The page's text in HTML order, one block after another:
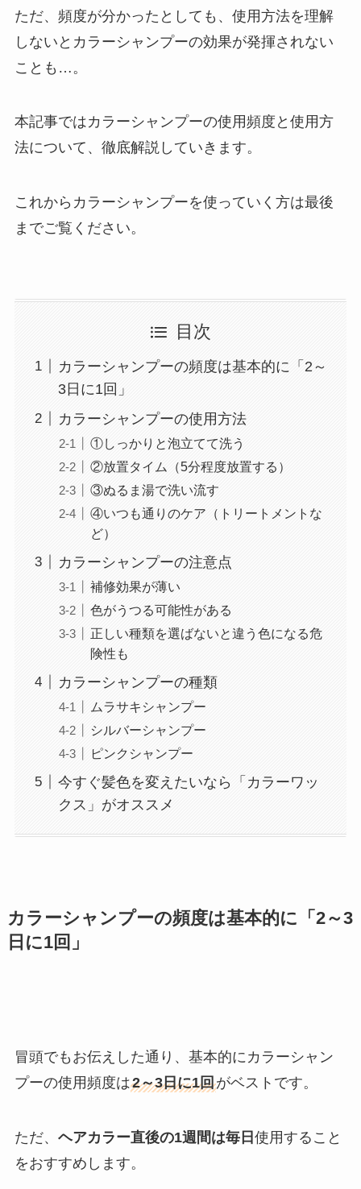
ただ、頻度が分かったとしても、使用方法を理解
しないとカラーシャンプーの効果が発揮されない
ことも…。
本記事ではカラーシャンプーの使用頻度と使用方
法について、徹底解説していきます。
これからカラーシャンプーを使っていく方は最後
までご覧ください。
目次
カラーシャンプーの頻度は基本的に「2～
3日に1回」
カラーシャンプーの使用方法
①しっかりと泡立てて洗う
②放置タイム（5分程度放置する）
③ぬるま湯で洗い流す
④いつも通りのケア（トリートメントな
ど）
カラーシャンプーの注意点
補修効果が薄い
色がうつる可能性がある
正しい種類を選ばないと違う色になる危
険性も
カラーシャンプーの種類
ムラサキシャンプー
シルバーシャンプー
ピンクシャンプー
今すぐ髪色を変えたいなら「カラーワッ
クス」がオススメ
カラーシャンプーの頻度は基本的に「2～3
日に1回」
冒頭でもお伝えした通り、基本的にカラーシャン
プーの使用頻度は2～3日に1回がベストです。
ただ、 ヘアカラー直後の1週間は毎日 使用すること
をおすすめします。